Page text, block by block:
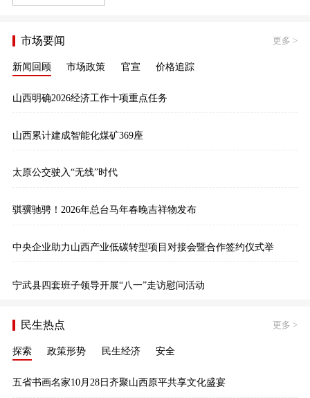
市场要闻 更多 >
新闻回顾 市场政策 官宣 价格追踪
山西明确2026经济工作十项重点任务
山西累计建成智能化煤矿369座
太原公交驶入“无线”时代
骐骥驰骋！2026年总台马年春晚吉祥物发布
中央企业助力山西产业低碳转型项目对接会暨合作签约仪式举
宁武县四套班子领导开展“八一”走访慰问活动
民生热点 更多 >
探索 政策形势 民生经济 安全
五省书画名家10月28日齐聚山西原平共享文化盛宴